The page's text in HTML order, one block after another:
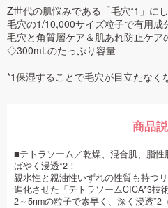
Z世代の肌悩みである「毛穴*1」に
毛穴の1/10,000サイズ粒子で有用成
毛穴と角質層ケア＆肌あれ防止ケア
◇300mLのたっぷり容量
*1保湿することで毛穴が目立たな
商品
■テトラソーム／乾燥、混合肌、脂
ばやく浸透*2！
親水性と親油性いずれの性質も持つ
進化させた「テトラソームCICA*3技術
2～5nmの粒子で素早く、深く浸透*2